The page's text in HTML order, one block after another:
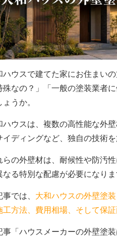
ハウスで建てた家にお住まい
殊なの？」「一般の塗装業者
ょうか。
ハウスは、複数の高性能な外
イディングなど、独自の技術
らの外壁材は、耐候性や防汚
なる特別な配慮が必要になりま
事では、 大和ハウスの外壁塗
工方法、費用相場、そして保
事「ハウスメーカーの外壁塗